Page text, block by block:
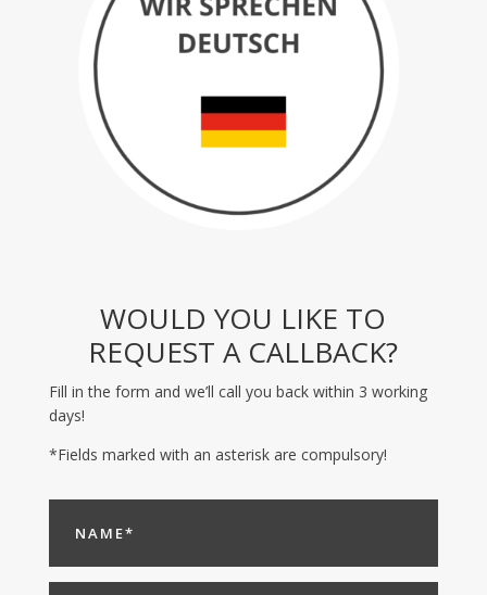
WOULD YOU LIKE TO
REQUEST A CALLBACK?
Fill in the form and we’ll call you back within 3 working
days!
*Fields marked with an asterisk are compulsory!